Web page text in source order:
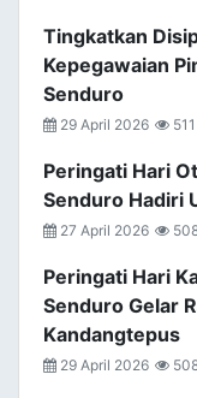
Tingkatkan
Kepegawaian
Senduro
29 April 2026
Peringati Hari
Senduro Hadiri
27 April 2026
Peringati Hari
Senduro Gelar
Kandangtepus
29 April 2026